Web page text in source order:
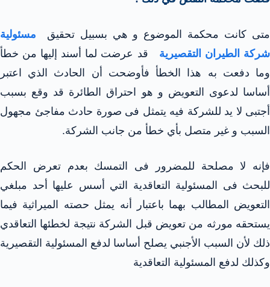
متى كانت محكمة الموضوع و هي بسبيل تحقيق مسئولية
شركة الطيران التقصيرية
قد عرضت لما أسند إليها من خطأ
وما دفعت به هذا الخطأ فأوضحت أن الحادث الذي اعتبر
أساسا لدعوى التعويض و هو احتراق الطائرة قد وقع بسبب
أجتبى لا يد للشركة فيه يتمثل فى صورة حادث مفاجئ مجهول
السبب و غير متصل بأي خطأ من جانب الشركة.
فإنه لا مصلحة للمضرور فى التمسك بعدم تعرض الحكم
للبحث فى المسئولية التعاقدية التي أسس عليها أحد مبلغي
التعويض المطالب بهما باعتبار أنه يمثل حصته الميراثية فيما
يستحقه مورثه من تعويض قبل الشركة نتيجة لخطئها التعاقدي
ذلك لأن السبب الأجنبي يصلح أساسا لدفع المسئولية التقصيرية
وكذلك لدفع المسئولية التعاقدية